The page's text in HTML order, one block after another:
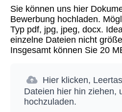
Sie können uns hier
Bewerbung hochladen.
Typ pdf, jpg, jpeg, docx.
einzelne Dateien nicht
Insgesamt können Sie 20
Hier klicken,
Dateien hier hin ziehen,
hochzuladen.